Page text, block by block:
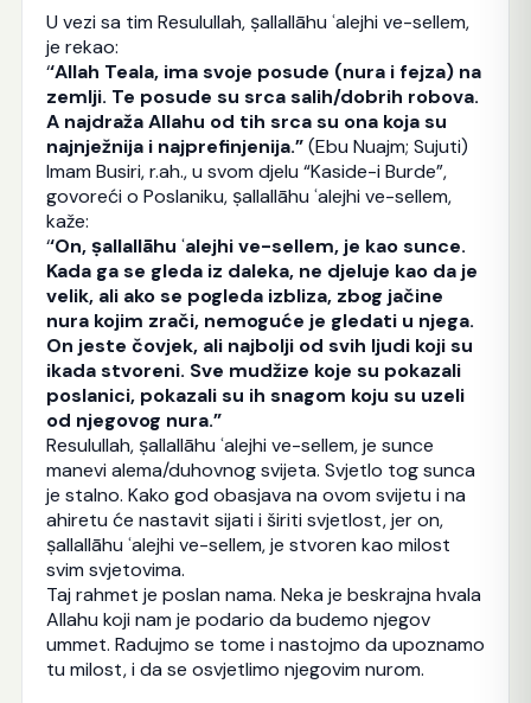
U vezi sa tim Resulullah, ṣallallāhu ʿalejhi ve-sellem,
je rekao:
‘‘Allah Teala, ima svoje posude (nura i fejza) na
zemlji. Te posude su srca salih/dobrih robova.
A najdraža Allahu od tih srca su ona koja su
najnježnija i najprefinjenija.”(Ebu Nuajm; Sujuti)
Imam Busiri, r.ah., u svom djelu “Kaside-i Burde”,
govoreći o Poslaniku, ṣallallāhu ʿalejhi ve-sellem,
kaže:
‘‘On, ṣallallāhu ʿalejhi ve-sellem, je kao sunce.
Kada ga se gleda iz daleka, ne djeluje kao da je
velik, ali ako se pogleda izbliza, zbog jačine
nura kojim zrači, nemoguće je gledati u njega.
On jeste čovjek, ali najbolji od svih ljudi koji su
ikada stvoreni. Sve mudžize koje su pokazali
poslanici, pokazali su ih snagom koju su uzeli
od njegovog nura.”
Resulullah, ṣallallāhu ʿalejhi ve-sellem, je sunce
manevi alema/duhovnog svijeta. Svjetlo tog sunca
je stalno. Kako god obasjava na ovom svijetu i na
ahiretu će nastavit sijati i širiti svjetlost, jer on,
ṣallallāhu ʿalejhi ve-sellem, je stvoren kao milost
svim svjetovima.
Taj rahmet je poslan nama. Neka je beskrajna hvala
Allahu koji nam je podario da budemo njegov
ummet. Radujmo se tome i nastojmo da upoznamo
tu milost, i da se osvjetlimo njegovim nurom.